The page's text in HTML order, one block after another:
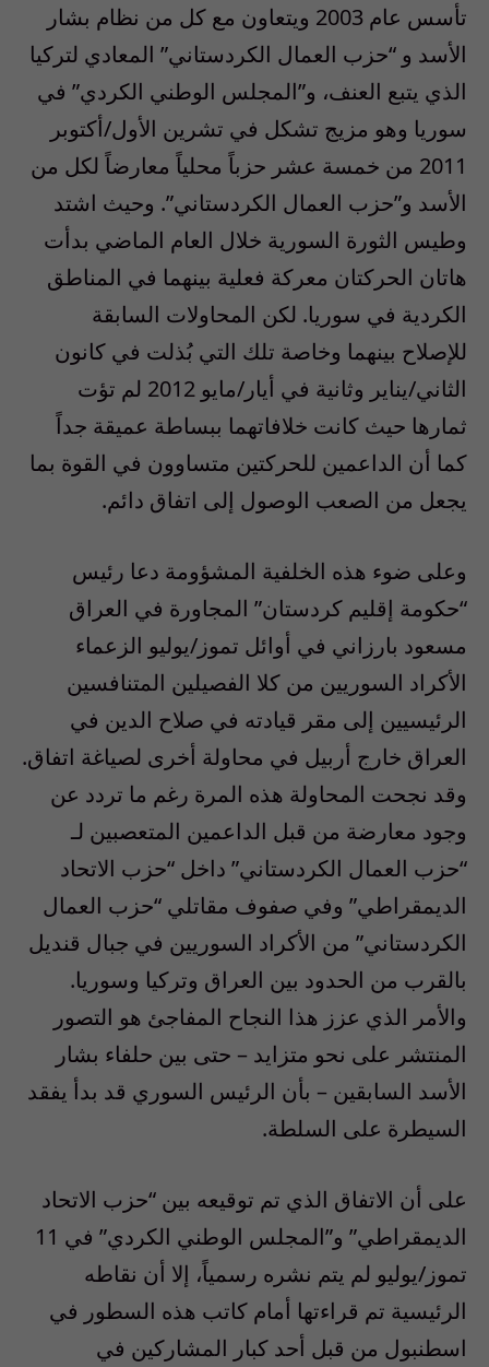
تأسس عام 2003 ويتعاون مع كل من نظام بشار
الأسد و “حزب العمال الكردستاني” المعادي لتركيا
الذي يتبع العنف، و”المجلس الوطني الكردي” في
سوريا وهو مزيج تشكل في تشرين الأول/أكتوبر
2011 من خمسة عشر حزباً محلياً معارضاً لكل من
الأسد و”حزب العمال الكردستاني”. وحيث اشتد
وطيس الثورة السورية خلال العام الماضي بدأت
هاتان الحركتان معركة فعلية بينهما في المناطق
الكردية في سوريا. لكن المحاولات السابقة
للإصلاح بينهما وخاصة تلك التي بُذلت في كانون
الثاني/يناير وثانية في أيار/مايو 2012 لم تؤت
ثمارها حيث كانت خلافاتهما ببساطة عميقة جداً
كما أن الداعمين للحركتين متساوون في القوة بما
يجعل من الصعب الوصول إلى اتفاق دائم.
وعلى ضوء هذه الخلفية المشؤومة دعا رئيس
“حكومة إقليم كردستان” المجاورة في العراق
مسعود بارزاني في أوائل تموز/يوليو الزعماء
الأكراد السوريين من كلا الفصيلين المتنافسين
الرئيسيين إلى مقر قيادته في صلاح الدين في
العراق خارج أربيل في محاولة أخرى لصياغة اتفاق.
وقد نجحت المحاولة هذه المرة رغم ما تردد عن
وجود معارضة من قبل الداعمين المتعصبين لـ
“حزب العمال الكردستاني” داخل “حزب الاتحاد
الديمقراطي” وفي صفوف مقاتلي “حزب العمال
الكردستاني” من الأكراد السوريين في جبال قنديل
بالقرب من الحدود بين العراق وتركيا وسوريا.
والأمر الذي عزز هذا النجاح المفاجئ هو التصور
المنتشر على نحو متزايد – حتى بين حلفاء بشار
الأسد السابقين – بأن الرئيس السوري قد بدأ يفقد
السيطرة على السلطة.
على أن الاتفاق الذي تم توقيعه بين “حزب الاتحاد
الديمقراطي” و”المجلس الوطني الكردي” في 11
تموز/يوليو لم يتم نشره رسمياً، إلا أن نقاطه
الرئيسية تم قراءتها أمام كاتب هذه السطور في
اسطنبول من قبل أحد كبار المشاركين في